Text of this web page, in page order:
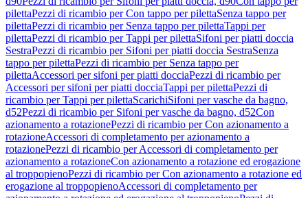
pilettaPezzi di ricambio per Con tappo per pilettaSenza tappo per
pilettaPezzi di ricambio per Senza tappo per pilettaTappi per
pilettaPezzi di ricambio per Tappi per pilettaSifoni per piatti doccia
SestraPezzi di ricambio per Sifoni per piatti doccia SestraSenza
tappo per pilettaPezzi di ricambio per Senza tappo per
pilettaAccessori per sifoni per piatti docciaPezzi di ricambio per
Accessori per sifoni per piatti docciaTappi per pilettaPezzi di
ricambio per Tappi per pilettaScarichiSifoni per vasche da bagno,
d52Pezzi di ricambio per Sifoni per vasche da bagno, d52Con
azionamento a rotazionePezzi di ricambio per Con azionamento a
rotazioneAccessori di completamento per azionamento a
rotazionePezzi di ricambio per Accessori di completamento per
azionamento a rotazioneCon azionamento a rotazione ed erogazione
al troppopienoPezzi di ricambio per Con azionamento a rotazione ed
erogazione al troppopienoAccessori di completamento per